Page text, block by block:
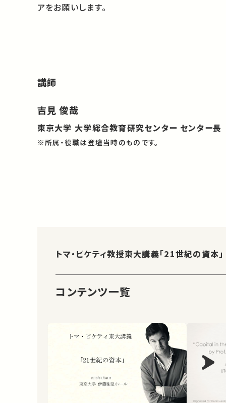
アをお願いします。
講師
吉見 俊哉
東京大学 大学総合教育研究センター センター長
※所属・役職は登壇当時のものです。
トマ・ピケティ教授東大講義「21世紀の資本」
コンテンツ一覧